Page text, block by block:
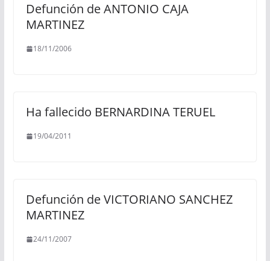
Defunción de ANTONIO CAJA
MARTINEZ
18/11/2006
Ha fallecido BERNARDINA TERUEL
19/04/2011
Defunción de VICTORIANO SANCHEZ
MARTINEZ
24/11/2007